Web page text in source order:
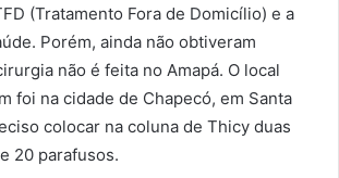
(Tratamento Fora de Domicílio) e a
Porém, ainda não obtiveram
não é feita no Amapá. O local
foi na cidade de Chapecó, em Santa
colocar na coluna de Thicy duas
20 parafusos.